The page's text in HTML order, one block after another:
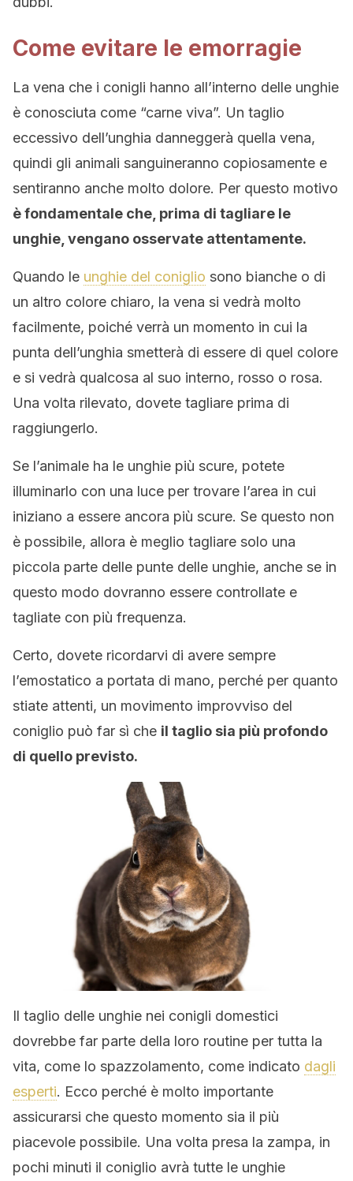
Come evitare le emorragie
La vena che i conigli hanno all’interno delle unghie
è conosciuta come “carne viva”. Un taglio
eccessivo dell’unghia danneggerà quella vena,
quindi gli animali sanguineranno copiosamente e
sentiranno anche molto dolore. Per questo motivo
è fondamentale che, prima di tagliare le
unghie, vengano osservate attentamente.
Quando le unghie del coniglio sono bianche o di
un altro colore chiaro, la vena si vedrà molto
facilmente, poiché verrà un momento in cui la
punta dell’unghia smetterà di essere di quel colore
e si vedrà qualcosa al suo interno, rosso o rosa.
Una volta rilevato, dovete tagliare prima di
raggiungerlo.
Se l’animale ha le unghie più scure, potete
illuminarlo con una luce per trovare l’area in cui
iniziano a essere ancora più scure. Se questo non
è possibile, allora è meglio tagliare solo una
piccola parte delle punte delle unghie, anche se in
questo modo dovranno essere controllate e
tagliate con più frequenza.
Certo, dovete ricordarvi di avere sempre
l’emostatico a portata di mano, perché per quanto
stiate attenti, un movimento improvviso del
coniglio può far sì che il taglio sia più profondo
di quello previsto.
Il taglio delle unghie nei conigli domestici
dovrebbe far parte della loro routine per tutta la
vita, come lo spazzolamento, come indicato dagli
esperti. Ecco perché è molto importante
assicurarsi che questo momento sia il più
piacevole possibile. Una volta presa la zampa, in
pochi minuti il coniglio avrà tutte le unghie